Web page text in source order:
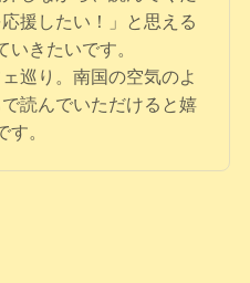
援したい！」と思える
いきたいです。
巡り。南国の空気のよ
読んでいただけると嬉
す。